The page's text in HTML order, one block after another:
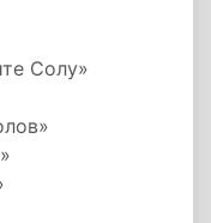
Солу»